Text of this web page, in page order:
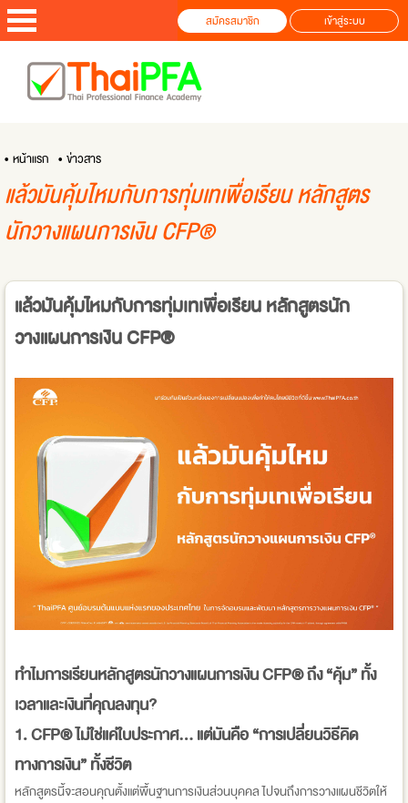
สมัครสมาชิก เข้าสู่ระบบ
• หน้าแรก • ข่าวสาร
แล้วมันคุ้มไหมกับการทุ่มเทเพื่อเรียน หลักสูตร
นักวางแผนการเงิน CFP®
แล้วมันคุ้มไหมกับการทุ่มเทเพื่อเรียน หลักสูตรนัก
วางแผนการเงิน CFP®
ทำไมการเรียนหลักสูตรนักวางแผนการเงิน CFP® ถึง “คุ้ม” ทั้ง
เวลาและเงินที่คุณลงทุน?
1.CFP® ไม่ใช่แค่ใบประกาศ… แต่มันคือ “การเปลี่ยนวิธีคิด
ทางการเงิน” ทั้งชีวิต
หลักสูตรนี้จะสอนคุณตั้งแต่พื้นฐานการเงินส่วนบุคคล ไปจนถึงการวางแผนชีวิตให้